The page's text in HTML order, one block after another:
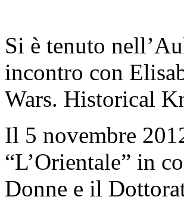
Si è tenuto
incontro con
Wars. Historical
Il 5 novembre
“L’Orientale” in
Donne e il